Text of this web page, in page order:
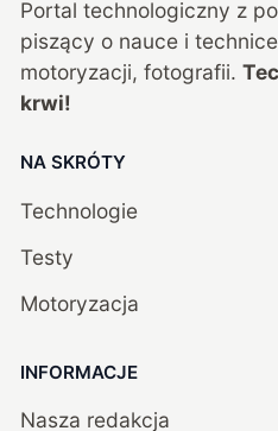
Portal technologiczny z
piszący o nauce i
motoryzacji, fotografii.
krwi!
NA SKRÓTY
Technologie
Testy
Motoryzacja
INFORMACJE
Nasza redakcja